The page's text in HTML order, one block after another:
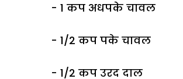
- 1 कप अधपके चावल
- 1/2 कप पके चावल
- 1/2 कप उरद दाल